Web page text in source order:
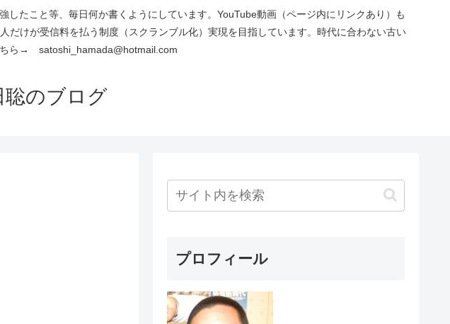
たこと等、毎日何か書くようにしています。YouTube動画（ページ内にリンクあり）も
けが受信料を払う制度（スクランブル化）実現を目指しています。時代に合わない古い
ちら→ satoshi_hamada@hotmail.com
聡のブログ
プロフィール